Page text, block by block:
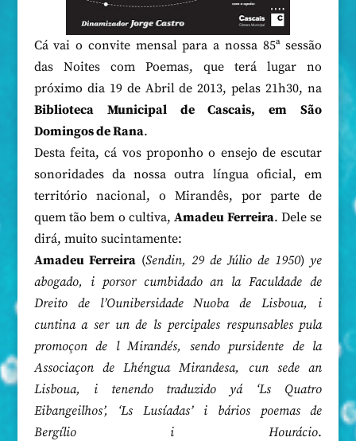
Cá vai o convite mensal para a nossa 85ª sessão
das Noites com Poemas, que terá lugar no
próximo dia 19 de Abril de 2013, pelas 21h30, na
Biblioteca Municipal de Cascais, em São
Domingos de Rana.
Desta feita, cá vos proponho o ensejo de escutar
sonoridades da nossa outra língua oficial, em
território nacional, o Mirandês, por parte de
quem tão bem o cultiva,Amadeu Ferreira. Dele se
dirá, muito sucintamente:
Amadeu Ferreira(Sendin, 29 de Júlio de 1950)ye
abogado, i porsor cumbidado an la Faculdade de
Dreito de l’Ounibersidade Nuoba de Lisboua, i
cuntina a ser un de ls percipales respunsables pula
promoçon de l Mirandés, sendo pursidente de la
Associaçon de Lhéngua Mirandesa, cun sede an
Lisboua, i tenendo traduzido yá ‘Ls Quatro
Eibangeilhos’, ‘Ls Lusíadas’ i bários poemas de
Bergílio i Hourácio.